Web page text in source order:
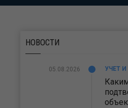
НОВОСТИ
05.08.2026 УЧЕТ